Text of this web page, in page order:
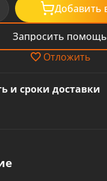
Запросить помощь
Отложить
и сроки доставки